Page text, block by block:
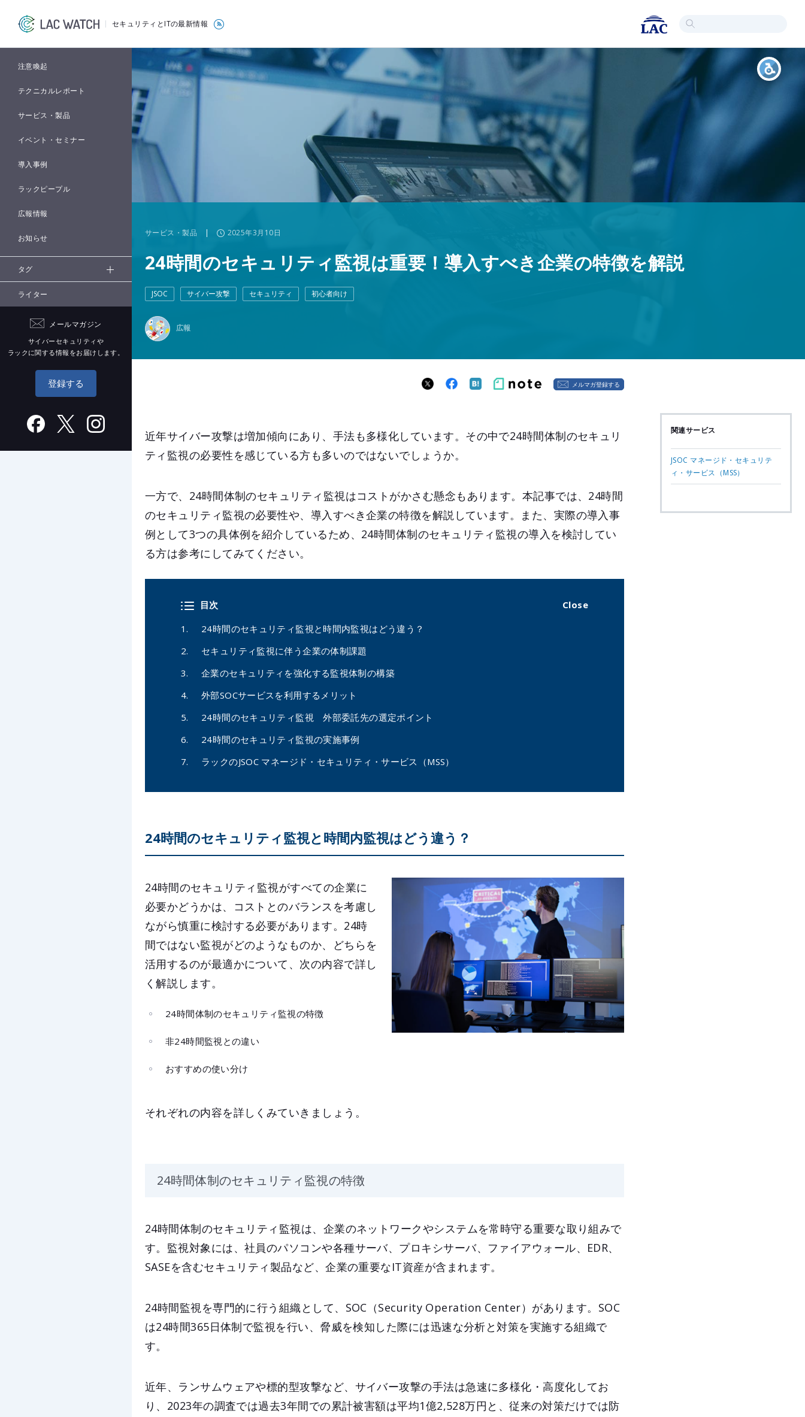
セキュリティとITの最新情報
注意喚起
テクニカルレポート
サービス・製品
イベント・セミナー
導入事例
ラックピープル
広報情報
お知らせ
タグ
ライター
メールマガジン
サイバーセキュリティや
ラックに関する情報をお届けします。
登録する
サービス・製品 | 2025年3月10日
24時間のセキュリティ監視は重要！導入すべき企業の特徴を解説
JSOC サイバー攻撃 セキュリティ 初心者向け
広報
メルマガ登録する
近年サイバー攻撃は増加傾向にあり、手法も多様化しています。その中で24時間体制のセキュリ
ティ監視の必要性を感じている方も多いのではないでしょうか。
一方で、24時間体制のセキュリティ監視はコストがかさむ懸念もあります。本記事では、24時間
のセキュリティ監視の必要性や、導入すべき企業の特徴を解説しています。また、実際の導入事
例として3つの具体例を紹介しているため、24時間体制のセキュリティ監視の導入を検討してい
る方は参考にしてみてください。
目次
24時間のセキュリティ監視と時間内監視はどう違う？
セキュリティ監視に伴う企業の体制課題
企業のセキュリティを強化する監視体制の構築
外部SOCサービスを利用するメリット
24時間のセキュリティ監視 外部委託先の選定ポイント
24時間のセキュリティ監視の実施事例
ラックのJSOC マネージド・セキュリティ・サービス（MSS）
24時間のセキュリティ監視と時間内監視はどう違う？
24時間のセキュリティ監視がすべての企業に
必要かどうかは、コストとのバランスを考慮し
ながら慎重に検討する必要があります。24時
間ではない監視がどのようなものか、どちらを
活用するのが最適かについて、次の内容で詳し
く解説します。
24時間体制のセキュリティ監視の特徴
非24時間監視との違い
おすすめの使い分け
それぞれの内容を詳しくみていきましょう。
24時間体制のセキュリティ監視の特徴
24時間体制のセキュリティ監視は、企業のネットワークやシステムを常時守る重要な取り組みで
す。監視対象には、社員のパソコンや各種サーバ、プロキシサーバ、ファイアウォール、EDR、
SASEを含むセキュリティ製品など、企業の重要なIT資産が含まれます。
24時間監視を専門的に行う組織として、SOC（Security Operation Center）があります。SOC
は24時間365日体制で監視を行い、脅威を検知した際には迅速な分析と対策を実施する組織で
す。
近年、ランサムウェアや標的型攻撃など、サイバー攻撃の手法は急速に多様化・高度化してお
り、2023年の調査では過去3年間での累計被害額は平均1億2,528万円と、従来の対策だけでは防
関連サービス
JSOC マネージド・セキュリテ
ィ・サービス（MSS）